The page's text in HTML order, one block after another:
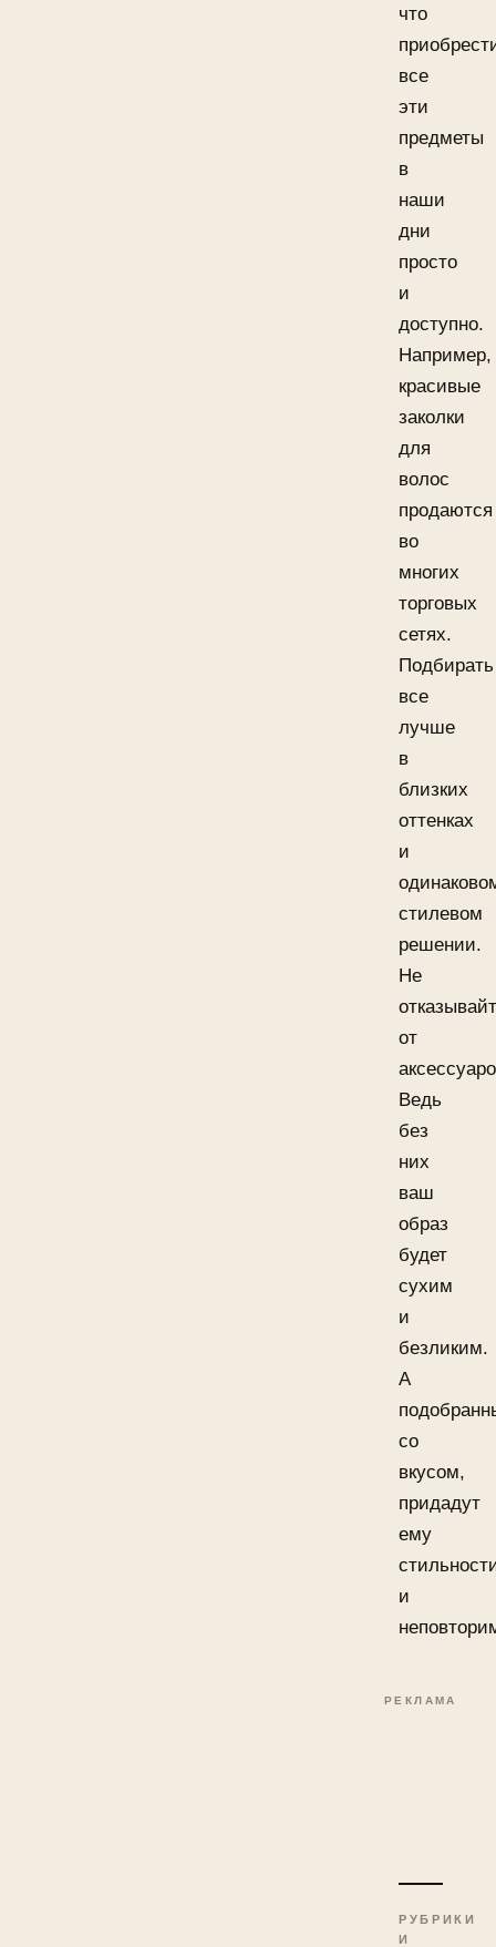
что
все
эти
предметы
в
наши
дни
просто
и
доступно.
Например,
красивые
заколки
для
волос
продаются
во
многих
торговых
сетях.
Подбирать
все
лучше
в
близких
оттенках
и
стилевом
решении.
Не
от
Ведь
без
них
ваш
образ
будет
сухим
и
безликим.
А
со
вкусом,
придадут
ему
и
РЕКЛАМА
РУБРИКИ
И